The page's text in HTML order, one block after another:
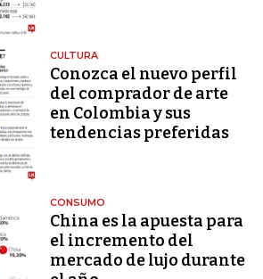
CULTURA
Conozca el nuevo perfil
del comprador de arte
en Colombia y sus
tendencias preferidas
CONSUMO
China es la apuesta para
el incremento del
mercado de lujo durante